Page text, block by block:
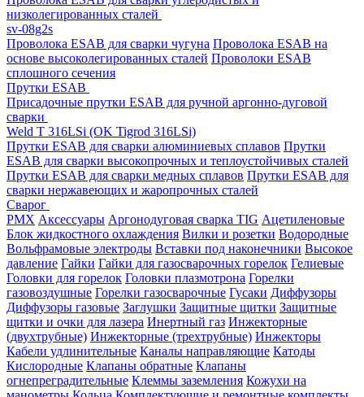
низколегированных сталей
sv-08g2s
Проволока ESAB для сварки чугуна Проволока ESAB на
основе высоколегированных сталей Проволоки ESAB
сплошного сечения
Прутки ESAB
Присадочные прутки ESAB для ручной аргонно-дуговой
сварки
Weld T 316LSi (OK Tigrod 316LSi)
Прутки ESAB для сварки алюминиевых сплавов Прутки
ESAB для сварки высокопрочных и теплоустойчивых сталей
Прутки ESAB для сварки медных сплавов Прутки ESAB для
сварки нержавеющих и жаропрочных сталей
Сварог
PMX Аксессуары Аргонодуговая сварка TIG Ацетиленовые
Блок жидкостного охлаждения Вилки и розетки Водородные
Вольфрамовые электроды Вставки под наконечники Высокое
давление Гайки Гайки для газосварочных горелок Гелиевые
Головки для горелок Головки плазмотрона Горелки
газовоздушные Горелки газосварочные Гусаки Диффузоры
Диффузоры газовые Заглушки Защитные щитки Защитные
щитки и очки для лазера Инертный газ Инжекторные
(двухтрубные) Инжекторные (трехтрубные) Инжекторы
Кабели удлинительные Каналы направляющие Катоды
Кислородные Клапаны обратные Клапаны
огнепреградительные Клеммы заземления Кожухи на